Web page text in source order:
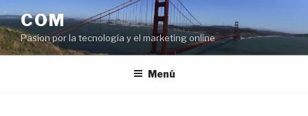
al
contenido
COM
Pasíon por la tecnología y el marketing online
Menú